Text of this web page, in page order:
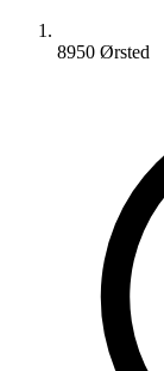
8950 Ørsted